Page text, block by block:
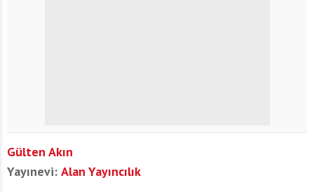
Gülten Akın
Yayınevi: Alan Yayıncılık